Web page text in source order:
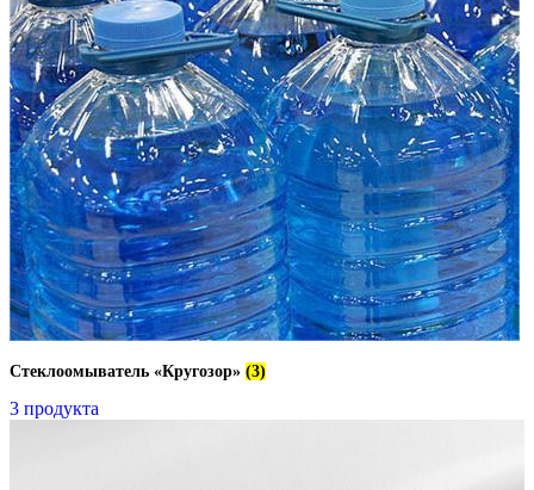
Стеклоомыватель «Кругозор» (3)
3 продукта